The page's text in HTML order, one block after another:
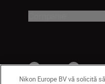
Nikon Europe BV vă solicită